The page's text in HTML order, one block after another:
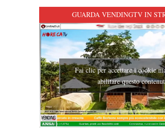
GUARDA VENDINGTV IN
Fai clic per accettare i cookie
abilitare questo